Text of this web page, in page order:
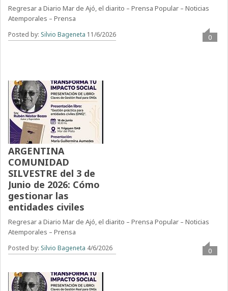
Regresar a Diario Mar de Ajó, el diarito – Prensa Popular – Noticias
Atemporales – Prensa
Posted by: Silvio Bageneta 11/6/2026 0
ARGENTINA
COMUNIDAD
SILVESTRE del 3 de
Junio de 2026: Cómo
gestionar las
entidades civiles
Regresar a Diario Mar de Ajó, el diarito – Prensa Popular – Noticias
Atemporales – Prensa
Posted by: Silvio Bageneta 4/6/2026 0